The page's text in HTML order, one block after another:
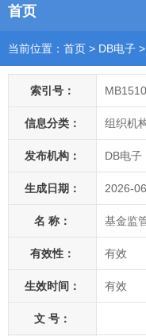
首页
当前位置： 首页 > DB电子 >
索引号：
信息分类： 组织机
发布机构： DB电子
生成日期： 2026-
名 称： 基金监
有效性： 有效
生效时间： 有效
文 号：